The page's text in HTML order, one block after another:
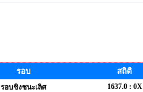
รอบ สถิติ
รอบชิงชนะเลิศ
1637.0 : 0X